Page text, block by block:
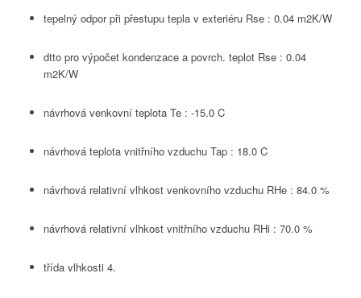
tepelný odpor při přestupu tepla v exteriéru Rse : 0.04 m2K/W
dtto pro výpočet kondenzace a povrch. teplot Rse : 0.04
m2K/W
návrhová venkovní teplota Te : -15.0 C
návrhová teplota vnitřního vzduchu Tap : 18.0 C
návrhová relativní vlhkost venkovního vzduchu RHe : 84.0 %
návrhová relativní vlhkost vnitřního vzduchu RHi : 70.0 %
třída vlhkosti 4.